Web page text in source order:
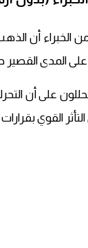
المدى القصير
على أن
القوي